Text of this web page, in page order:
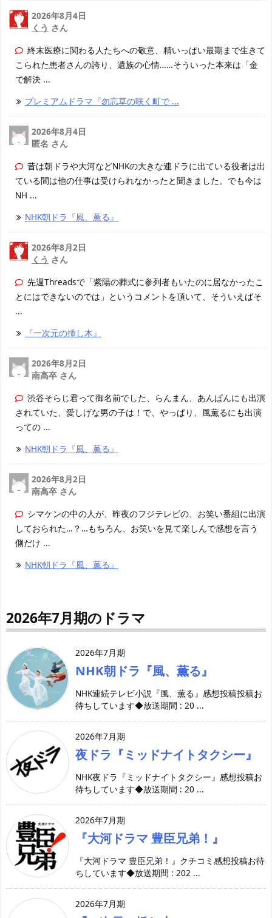
2026年8月4日
くう さん
終末医療に関わる人たちへの敬意、精いっぱい最期まで生きて
こられた患者さんの誇り、遺族の心情……そういった本来は「金
で解決 ...
プレミアムドラマ『勿忘草の咲く町で ...
2026年8月4日
匿名 さん
昔は朝ドラや大河などNHKの大きな連ドラに出ている役者は出
ている間は他の仕事は受けられなかったと聞きました。でも今は
NH ...
NHK朝ドラ『風、薫る』
2026年8月2日
くう さん
先週Threadsで「紫陽の葬式に参列者もいたのに居なかったこ
とにはできないのでは」というコメントを頂いて、そういえばそ
...
『一次元の挿し木』
2026年8月2日
南高卒 さん
渋谷そらじ君って御名前でした、らんまん、あんぱんにも出演
されていた、愛しげな男の子は！で、やっぱり、風薫るにも出演
っての ...
NHK朝ドラ『風、薫る』
2026年8月2日
南高卒 さん
シマケンの中の人が、昨夜のフジテレビの、お笑い番組に出演
しておられた…？…もちろん、お笑いを見て楽しんで感想を言う
側だけ ...
NHK朝ドラ『風、薫る』
2026年7月期のドラマ
2026年7月期
NHK朝ドラ『風、薫る』
NHK連続テレビ小説『風、薫る』感想投稿投稿お
待ちしています◆放送期間 : 20 ...
2026年7月期
夜ドラ『ミッドナイトタクシー』
NHK夜ドラ『ミッドナイトタクシー』感想投稿お
待ちしています◆放送期間 : 20 ...
2026年7月期
『大河ドラマ 豊臣兄弟！』
『大河ドラマ 豊臣兄弟！』クチコミ感想投稿お待
ちしています◆放送期間 : 202 ...
2026年7月期